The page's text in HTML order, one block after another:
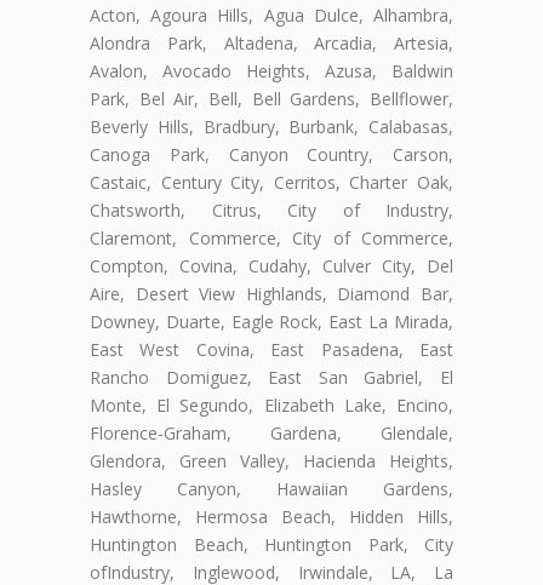
Acton, Agoura Hills, Agua Dulce, Alhambra,
Alondra Park, Altadena, Arcadia, Artesia,
Avalon, Avocado Heights, Azusa, Baldwin
Park, Bel Air, Bell, Bell Gardens, Bellflower,
Beverly Hills, Bradbury, Burbank, Calabasas,
Canoga Park, Canyon Country, Carson,
Castaic, Century City, Cerritos, Charter Oak,
Chatsworth, Citrus, City of Industry,
Claremont, Commerce, City of Commerce,
Compton, Covina, Cudahy, Culver City, Del
Aire, Desert View Highlands, Diamond Bar,
Downey, Duarte, Eagle Rock, East La Mirada,
East West Covina, East Pasadena, East
Rancho Domiguez, East San Gabriel, El
Monte, El Segundo, Elizabeth Lake, Encino,
Florence-Graham, Gardena, Glendale,
Glendora, Green Valley, Hacienda Heights,
Hasley Canyon, Hawaiian Gardens,
Hawthorne, Hermosa Beach, Hidden Hills,
Huntington Beach, Huntington Park, City
ofIndustry, Inglewood, Irwindale, LA, La